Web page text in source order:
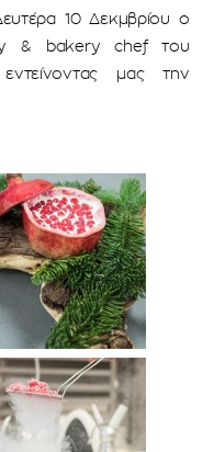
10 Δεκμβρίου ο
& bakery chef του
μας την